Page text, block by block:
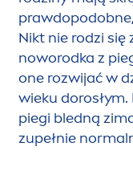
Nikt nie rodzi się
noworodka z
one rozwijać w
wieku dorosłym.
piegi bledną
zupełnie